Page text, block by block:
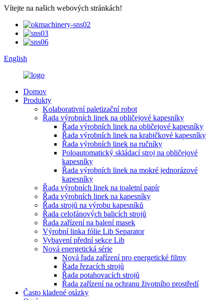
Vítejte na našich webových stránkách!
English
Domov
Produkty
Kolaborativní paletizační robot
Řada výrobních linek na obličejové kapesníky
Řada výrobních linek na obličejové kapesníky
Řada výrobních linek na krabičkové kapesníky
Řada výrobních linek na ručníky
Poloautomatický skládací stroj na obličejové
kapesníky
Řada výrobních linek na mokré jednorázové
kapesníky
Řada výrobních linek na toaletní papír
Řada výrobních linek na kapesníky
Řada strojů na výrobu kapesníků
Řada celofánových balicích strojů
Řada zařízení na balení masek
Výrobní linka fólie Lib Separator
Vybavení přední sekce Lib
Nová energetická série
Nová řada zařízení pro energetické filmy
Řada řezacích strojů
Řada potahovacích strojů
Řada zařízení na ochranu životního prostředí
Často kladené otázky